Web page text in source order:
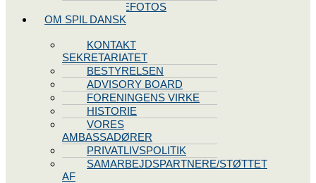
PRESSEFOTOS
OM SPIL DANSK
KONTAKT
SEKRETARIATET
BESTYRELSEN
ADVISORY BOARD
FORENINGENS VIRKE
HISTORIE
VORES
AMBASSADØRER
PRIVATLIVSPOLITIK
SAMARBEJDSPARTNERE/STØTTET
AF